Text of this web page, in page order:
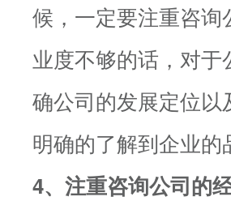
候，一定要注重咨
业度不够的话，对
确公司的发展定位
明确的了解到企业的
4、注重咨询公司的